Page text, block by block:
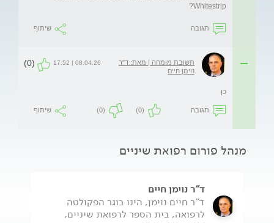
Whitestrip?
תגובה שיתוף
תשובת מומחה | מאת: ד"ר
נוימן חיים
08.04.26 | 17:52
(0)
כן
תגובה (0)
(0) שיתוף
מנהל פורום רפואת שיניים
ד"ר נוימן חיים
ד"ר חיים נוימן, הינו בוגר הפקולטה
לרפואה, בית הספר לרפואת שיניים,